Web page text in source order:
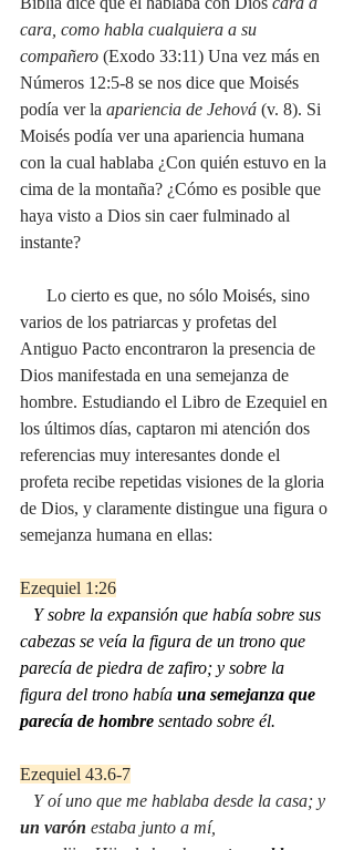
cara, como habla cualquiera a su
compañero (Exodo 33:11) Una vez más en
Números 12:5-8 se nos dice que Moisés
podía ver la apariencia de Jehová (v. 8). Si
Moisés podía ver una apariencia humana
con la cual hablaba ¿Con quién estuvo en la
cima de la montaña? ¿Cómo es posible que
haya visto a Dios sin caer fulminado al
instante?
varios de los patriarcas y profetas del
Antiguo Pacto encontraron la presencia de
Dios manifestada en una semejanza de
hombre. Estudiando el Libro de Ezequiel en
los últimos días, captaron mi atención dos
referencias muy interesantes donde el
profeta recibe repetidas visiones de la gloria
de Dios, y claramente distingue una figura o
semejanza humana en ellas:
Ezequiel 1:26
Y sobre la expansión que había sobre sus
cabezas se veía la figura de un trono que
parecía de piedra de zafiro; y sobre la
figura del trono había una semejanza que
parecía de hombre sentado sobre él.
Ezequiel 43.6-7
Y oí uno que me hablaba desde la casa; y
un varón estaba junto a mí,